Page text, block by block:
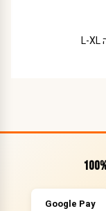
Google Pay